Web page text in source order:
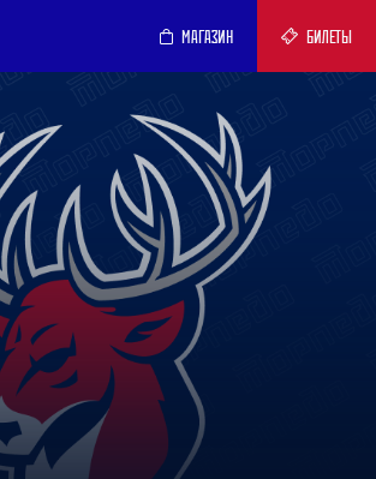
МАГАЗИН БИЛЕТЫ